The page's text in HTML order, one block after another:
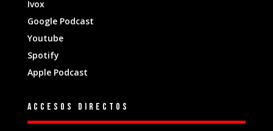
Ivox
Google Podcast
Youtube
Spotify
Apple Podcast
Accesos directos